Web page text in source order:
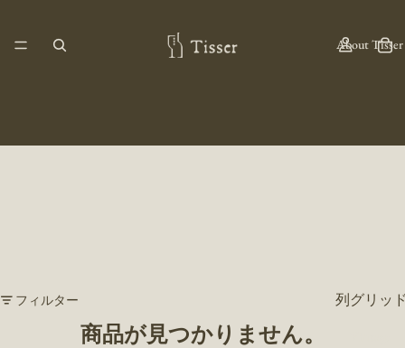
About Tisser
フィルター 列グリッ
商品が見つかりません。